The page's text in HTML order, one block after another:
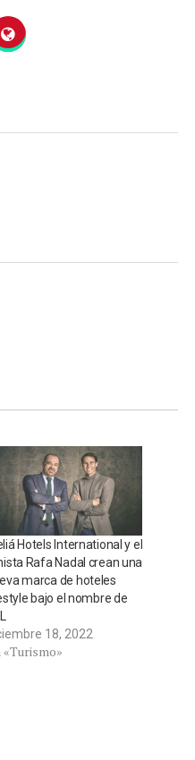
Hotels International y el
Rafa Nadal crean una
marca de hoteles
bajo el nombre de
18, 2022
«Turismo»